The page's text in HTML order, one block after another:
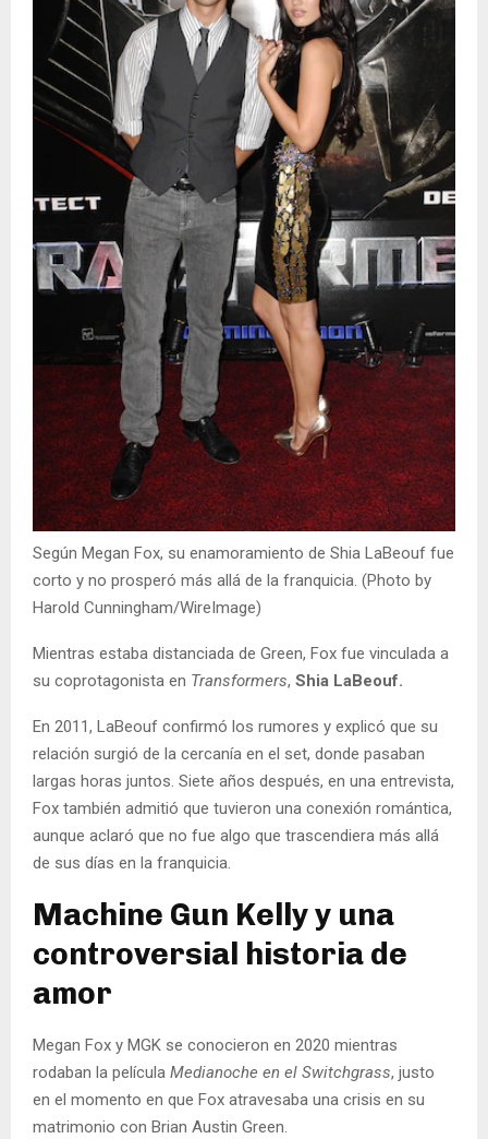
Según Megan Fox, su enamoramiento de Shia LaBeouf fue
corto y no prosperó más allá de la franquicia. (Photo by
Harold Cunningham/WireImage)
Mientras estaba distanciada de Green, Fox fue vinculada a
su coprotagonista en Transformers, Shia LaBeouf.
En 2011, LaBeouf confirmó los rumores y explicó que su
relación surgió de la cercanía en el set, donde pasaban
largas horas juntos. Siete años después, en una entrevista,
Fox también admitió que tuvieron una conexión romántica,
aunque aclaró que no fue algo que trascendiera más allá
de sus días en la franquicia.
Machine Gun Kelly y una
controversial historia de
amor
Megan Fox y MGK se conocieron en 2020 mientras
rodaban la película Medianoche en el Switchgrass, justo
en el momento en que Fox atravesaba una crisis en su
matrimonio con Brian Austin Green.